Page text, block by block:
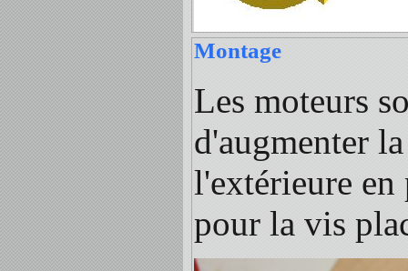
Montage
Les moteurs
d'augmenter
l'extérieure en
pour la vis